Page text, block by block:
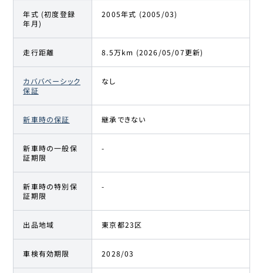
年式 (初度登録
年月)
2005年式 (2005/03)
走行距離 8.5万km (2026/05/07更新)
カババベーシック
保証
なし
新車時の保証 継承できない
新車時の一般保
証期限
-
新車時の特別保
証期限
-
出品地域 東京都23区
車検有効期限 2028/03